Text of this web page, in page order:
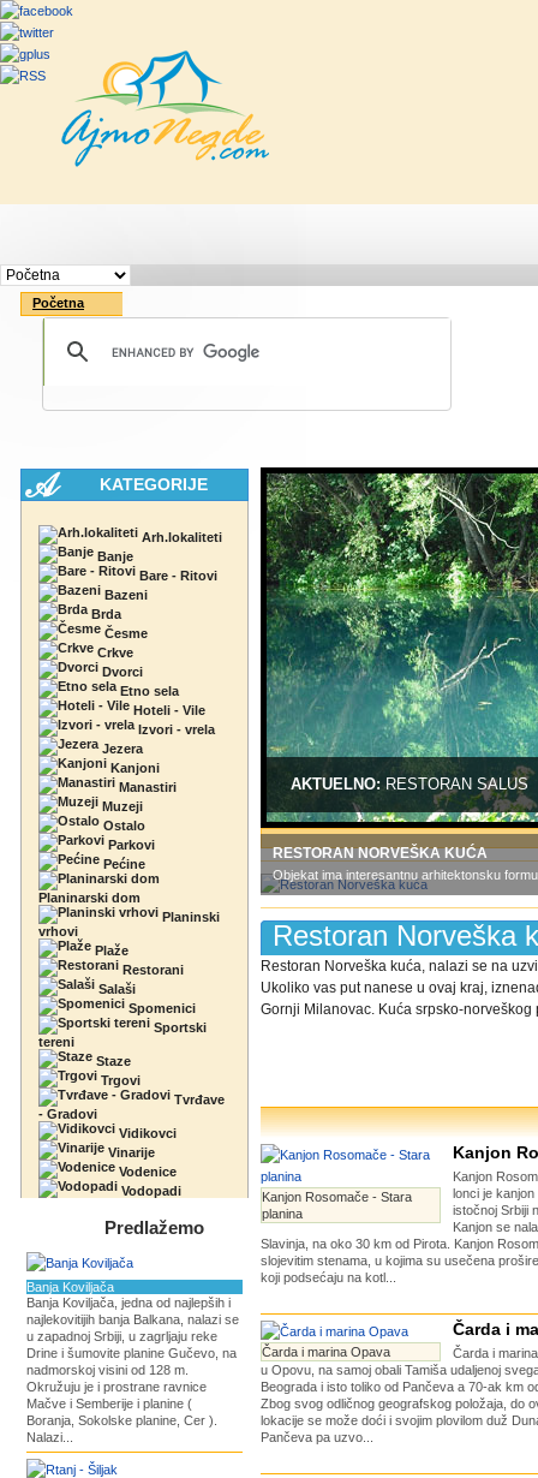
Početna
KATEGORIJE
Arh.lokaliteti
Banje
Bare - Ritovi
Bazeni
Brda
Česme
Crkve
Dvorci
Etno sela
Hoteli - Vile
Izvori - vrela
Jezera
Kanjoni
Manastiri
Muzeji
Ostalo
Parkovi
Pećine
Planinarski dom
Planinski
vrhovi
Plaže
Restorani
Salaši
Spomenici
Sportski
tereni
Staze
Trgovi
Tvrđave
- Gradovi
Vidikovci
Vinarije
Vodenice
Vodopadi
Predlažemo
Banja Koviljača
Banja Koviljača, jedna od najlepših i
najlekovitijih banja Balkana, nalazi se
u zapadnoj Srbiji, u zagrljaju reke
Drine i šumovite planine Gučevo, na
nadmorskoj visini od 128 m.
Okružuju je i prostrane ravnice
Mačve i Semberije i planine (
Boranja, Sokolske planine, Cer ).
Nalazi...
AKTUELNO:RESTORAN SALUS
RESTORAN NORVEŠKA KUĆA
Objekat ima interesantnu arhitektonsku
Restoran Norveška
Restoran Norveška kuća, nalazi se na
Ukoliko vas put nanese u ovaj kraj,
Gornji Milanovac. Kuća srpsko-norveškog
Kanjon Rosomače - Stara
planina
Kanjon
Kanjon
lonci je
istočnoj Srbiji
Kanjon se
Slavinja, na oko 30 km od Pirota. Kanjon
slojevitim stenama, u kojima su usečena
koji podsećaju na kotl...
Čarda i marina Opava
Čarda i
Čarda i
u Opovu, na samoj obali Tamiša udaljenoj
Beograda i isto toliko od Pančeva a 70-ak km
Zbog svog odličnog geografskog položaja, do
lokacije se može doći i svojim plovilom duž
Pančeva pa uzvo...